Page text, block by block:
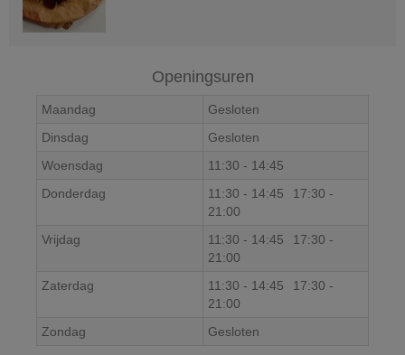
Openingsuren
Maandag
Gesloten
Dinsdag
Gesloten
Woensdag
11:30 - 14:45
Donderdag
11:30 - 14:45 17:30 -
21:00
Vrijdag
11:30 - 14:45 17:30 -
21:00
Zaterdag
11:30 - 14:45 17:30 -
21:00
Zondag
Gesloten